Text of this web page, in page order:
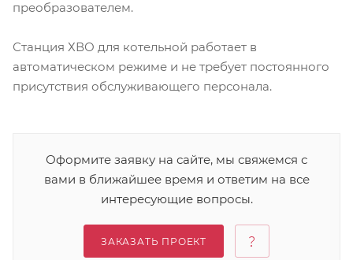
преобразователем.
Станция ХВО для котельной работает в
автоматическом режиме и не требует постоянного
присутствия обслуживающего персонала.
Оформите заявку на сайте, мы свяжемся с
вами в ближайшее время и ответим на все
интересующие вопросы.
ЗАКАЗАТЬ ПРОЕКТ